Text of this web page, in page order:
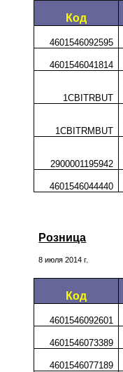
Код
4601546092595
4601546041814
1CBITRBUT
1CBITRMBUT
2900001195942
4601546044440
Розница
8 июля 2014 г.
Код
4601546092601
4601546073389
4601546077189